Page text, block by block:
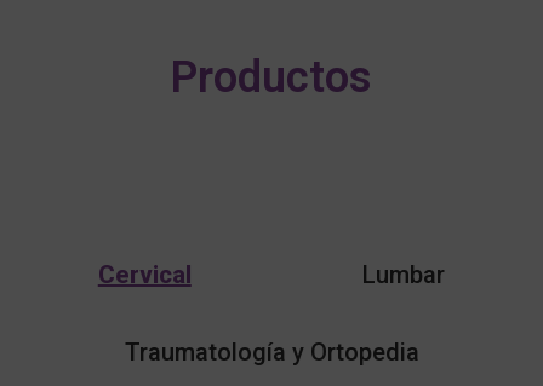
Productos
Cervical Lumbar
Traumatología y Ortopedia